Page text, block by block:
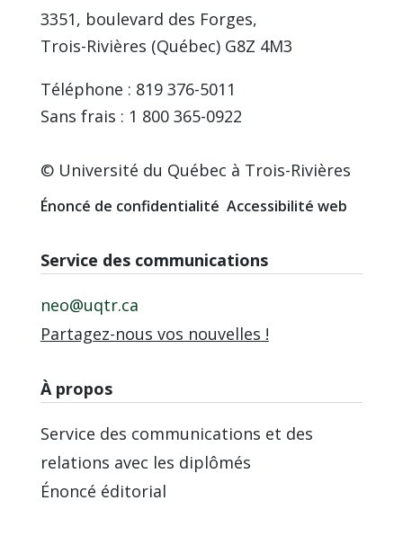
3351, boulevard des Forges,
Trois-Rivières (Québec) G8Z 4M3
Téléphone : 819 376-5011
Sans frais : 1 800 365-0922
© Université du Québec à Trois-Rivières
Énoncé de confidentialité Accessibilité web
Service des communications
neo@uqtr.ca
Partagez-nous vos nouvelles !
À propos
Service des communications et des
relations avec les diplômés
Énoncé éditorial